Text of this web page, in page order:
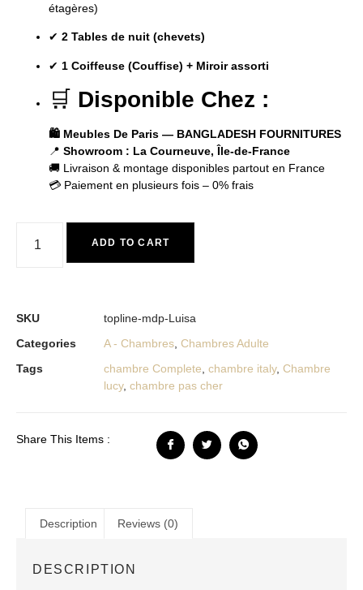
étagères)
✔ 2 Tables de nuit (chevets)
✔ 1 Coiffeuse (Couffise) + Miroir assorti
🛒 Disponible Chez :
🛍️ Meubles De Paris — BANGLADESH FOURNITURES
📍 Showroom : La Courneuve, Île-de-France
🚚 Livraison & montage disponibles partout en France
💳 Paiement en plusieurs fois – 0% frais
ADD TO CART
SKU
topline-mdp-Luisa
Categories
A - Chambres Chambres Adulte
Tags
chambre Complete chambre italy, Chambre
lucy, chambre pas cher
Share This Items :
Description Reviews (0)
DESCRIPTION